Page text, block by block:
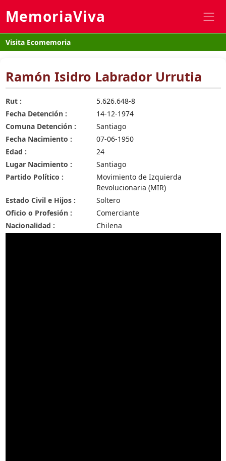
MemoriaViva
Visita Ecomemoria
Ramón Isidro Labrador Urrutia
Rut :
5.626.648-8
Fecha Detención :
14-12-1974
Comuna Detención :
Santiago
Fecha Nacimiento :
07-06-1950
Edad :
24
Lugar Nacimiento :
Santiago
Partido Político :
Movimiento de Izquierda
Revolucionaria (MIR)
Estado Civil e Hijos :
Soltero
Oficio o Profesión :
Comerciante
Nacionalidad :
Chilena